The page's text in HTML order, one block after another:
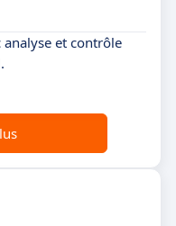
analyse et contrôle